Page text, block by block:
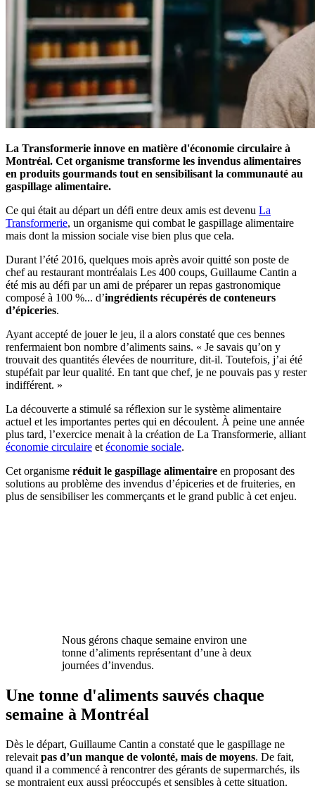
La Transformerie innove en matière d'économie circulaire à
Montréal. Cet organisme transforme les invendus alimentaires
en produits gourmands tout en sensibilisant la communauté au
gaspillage alimentaire.
Ce qui était au départ un défi entre deux amis est devenu La
Transformerie, un organisme qui combat le gaspillage alimentaire
mais dont la mission sociale vise bien plus que cela.
Durant l’été 2016, quelques mois après avoir quitté son poste de
chef au restaurant montréalais Les 400 coups, Guillaume Cantin a
été mis au défi par un ami de préparer un repas gastronomique
composé à 100 %... d’ingrédients récupérés de conteneurs
d’épiceries.
Ayant accepté de jouer le jeu, il a alors constaté que ces bennes
renfermaient bon nombre d’aliments sains. « Je savais qu’on y
trouvait des quantités élevées de nourriture, dit-il. Toutefois, j’ai été
stupéfait par leur qualité. En tant que chef, je ne pouvais pas y rester
indifférent. »
La découverte a stimulé sa réflexion sur le système alimentaire
actuel et les importantes pertes qui en découlent. À peine une année
plus tard, l’exercice menait à la création de La Transformerie, alliant
économie circulaire et économie sociale.
Cet organisme réduit le gaspillage alimentaire en proposant des
solutions au problème des invendus d’épiceries et de fruiteries, en
plus de sensibiliser les commerçants et le grand public à cet enjeu.
Nous gérons chaque semaine environ une
tonne d’aliments représentant d’une à deux
journées d’invendus.
Une tonne d'aliments sauvés chaque
semaine à Montréal
Dès le départ, Guillaume Cantin a constaté que le gaspillage ne
relevait pas d’un manque de volonté, mais de moyens. De fait,
quand il a commencé à rencontrer des gérants de supermarchés, ils
se montraient eux aussi préoccupés et sensibles à cette situation.